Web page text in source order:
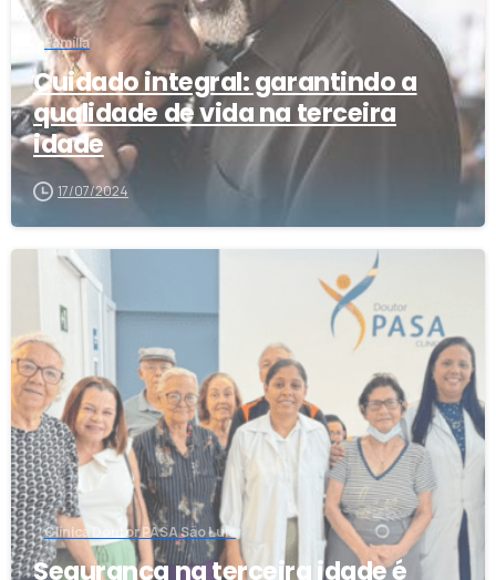
Família
Cuidado integral: garantindo a
qualidade de vida na terceira
idade
17/07/2024
Clínica Doutor PASA São Luís
Segurança na terceira idade é